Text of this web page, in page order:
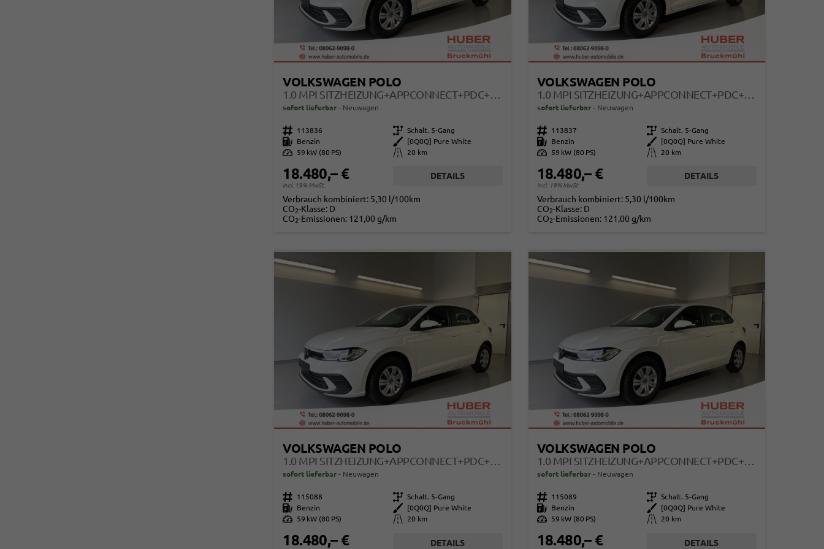
VOLKSWAGEN POLO
sofort lieferbar Neuwagen
Fahrzeugnr. 113836 Getriebe Schalt. 5-Gang
Kraftstoff
Benzin Außenfarbe
[0Q0Q] Pure White
Leistung
59 kW (80 PS) Kilometerstand 20 km
18.480,– €
incl. 19% MwSt.
DETAILS
Verbrauch kombiniert: 5,30 l/100km
CO2-Klasse: D
CO2-Emissionen: 121,00 g/km
VOLKSWAGEN POLO
sofort lieferbar Neuwagen
Fahrzeugnr. 113837 Getriebe Schalt. 5-Gang
Kraftstoff
Benzin Außenfarbe
[0Q0Q] Pure White
Leistung
59 kW (80 PS) Kilometerstand 20 km
18.480,– €
incl. 19% MwSt.
DETAILS
Verbrauch kombiniert: 5,30 l/100km
CO2-Klasse: D
CO2-Emissionen: 121,00 g/km
VOLKSWAGEN POLO
1.0 MPI SITZHEIZUNG+APPCONNECT+PDC+LED+TOUCH+LICHTSENSOR+MULTILENKRAD
sofort lieferbar Neuwagen
Fahrzeugnr. 115088 Getriebe Schalt. 5-Gang
Kraftstoff
Benzin Außenfarbe
[0Q0Q] Pure White
Leistung
59 kW (80 PS) Kilometerstand 20 km
18.480,– € DETAILS
VOLKSWAGEN POLO
1.0 MPI SITZHEIZUNG+APPCONNECT+PDC+LED+TOUCH+LICHTSENSOR+MULTILENKRAD
sofort lieferbar Neuwagen
Fahrzeugnr. 115089 Getriebe Schalt. 5-Gang
Kraftstoff
Benzin Außenfarbe
[0Q0Q] Pure White
Leistung
59 kW (80 PS) Kilometerstand 20 km
18.480,– € DETAILS